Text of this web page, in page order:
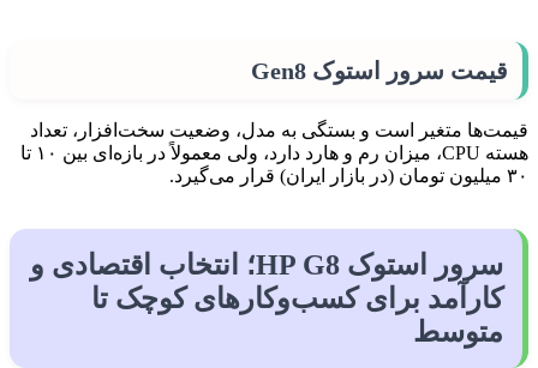
قیمت سرور استوک Gen8
قیمت‌ها متغیر است و بستگی به مدل، وضعیت سخت‌افزار، تعداد
هسته CPU، میزان رم و هارد دارد، ولی معمولاً در بازه‌ای بین ۱۰ تا
۳۰ میلیون تومان (در بازار ایران) قرار می‌گیرد.
سرور استوک HP G8؛ انتخاب اقتصادی و
کارآمد برای کسب‌وکارهای کوچک تا
متوسط